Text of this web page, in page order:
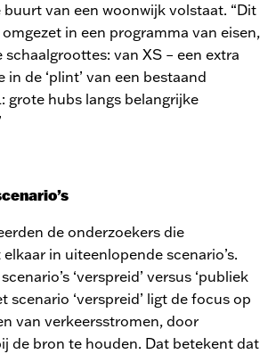
van een woonwijk volstaat. “Dit
in een programma van eisen,
van XS – een extra
de ‘plint’ van een bestaand
grote hubs langs belangrijke
de onderzoekers die
in uiteenlopende scenario’s.
‘verspreid’ versus ‘publiek
scenario ‘verspreid’ ligt de focus op
van verkeersstromen, door
de bron te houden. Dat betekent dat